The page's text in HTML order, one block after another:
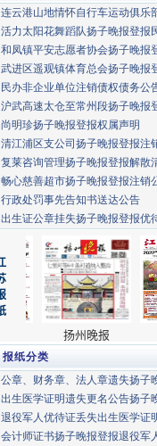
连云港山地情怀自行车运动俱乐
活力太阳花舞蹈队扬子晚报登报
和凤镇平安志愿者协会扬子晚报
武进区遥观镇体育总会扬子晚报
民办非企业单位注销债权债务公
沪武高速太仓至常州段扬子晚报
尚明珍扬子晚报登报权属声明
清江浦区支公司扬子晚报登报注
复莱咨询管理扬子晚报登报解散
畅心慈善超市扬子晚报登报注销
行政处罚事先告知书送达公告
出生证公章挂失扬子晚报登报优
报纸分类
公章、财务章、法人章遗失扬子
出生医学证明遗失更名公告扬子
退役军人优待证丢失出生医学证
会计师证书扬子晚报登报退役军